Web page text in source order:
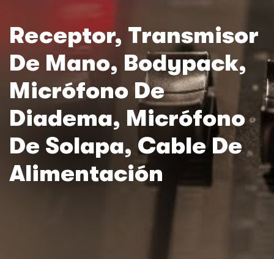
Receptor, Transmisor
De Mano, Bodypack,
Micrófono De
Diadema, Micrófono
De Solapa, Cable De
Alimentación